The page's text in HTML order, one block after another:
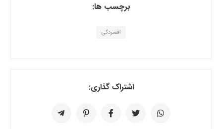
برچسب ها:
افسردگی
اشتراک گذاری: